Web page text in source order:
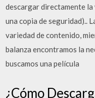
descargar directamente
una copia de seguridad)..
variedad de contenido,
balanza encontramos la
buscamos una película
¿Cómo